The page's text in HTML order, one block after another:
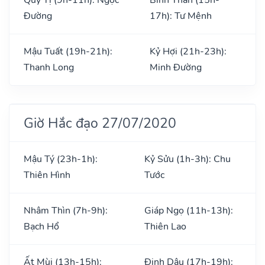
Đường
17h): Tư Mệnh
Mậu Tuất (19h-21h):
Thanh Long
Kỷ Hợi (21h-23h):
Minh Đường
Giờ Hắc đạo 27/07/2020
Mậu Tý (23h-1h):
Thiên Hình
Kỷ Sửu (1h-3h): Chu
Tước
Nhâm Thìn (7h-9h):
Bạch Hổ
Giáp Ngọ (11h-13h):
Thiên Lao
Ất Mùi (13h-15h): Đinh Dậu (17h-19h):